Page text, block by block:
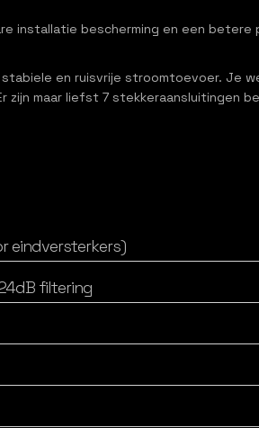
installatie bescherming en een betere
en ruisvrije stroomtoevoer. Je
maar liefst 7 stekkeraansluitingen
eindversterkers)
filtering